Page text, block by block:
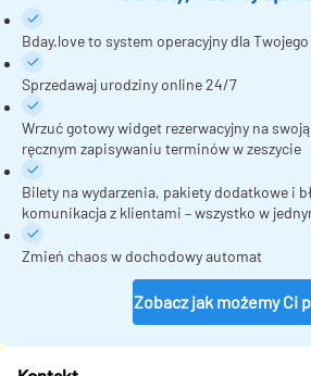
Bday.love to system operacyjny dla
Sprzedawaj urodziny online 24/7
Wrzuć gotowy widget rezerwacyjny na
ręcznym zapisywaniu terminów w zeszycie
Bilety na wydarzenia, pakiety dodatkowe i
komunikacja z klientami – wszystko w
Zmień chaos w dochodowy automat
Zobacz jak możemy Ci